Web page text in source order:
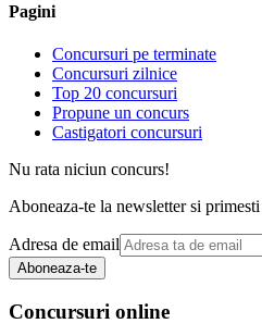
Pagini
Concursuri pe terminate
Concursuri zilnice
Top 20 concursuri
Propune un concurs
Castigatori concursuri
Nu rata niciun concurs!
Aboneaza-te la newsletter si
Adresa de email
Aboneaza-te
Concursuri online